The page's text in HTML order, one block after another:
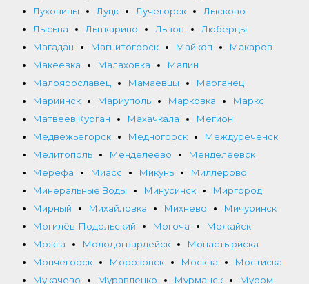
Луховицы
Луцк Лучегорск
Лысково
Лысьва
Лыткарино Львов
Люберцы
Магадан
Магнитогорск Майкоп
Макаров
Макеевка
Малаховка
Малин
Малоярославец
Мамаевцы
Марганец
Мариинск
Мариуполь Марковка
Маркс
Матвеев Курган
Махачкала
Мегион
Медвежьегорск
Медногорск
Междуреченск
Мелитополь
Менделеево
Менделеевск
Мерефа
Миасс Микунь
Миллерово
Минеральные Воды
Минусинск
Миргород
Мирный
Михайловка Михнево
Мичуринск
Могилёв-Подольский
Могоча
Можайск
Можга
Молодогвардейск
Монастыриска
Мончегорск
Морозовск Москва
Мостиска
Мукачево
Муравленко Мурманск Муром